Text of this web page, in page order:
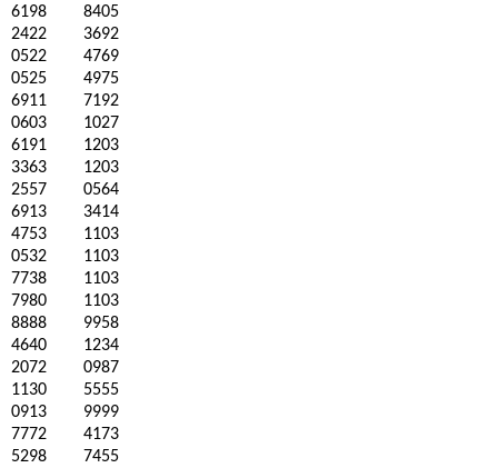
6198
8405
2422
3692
0522
4769
0525
4975
6911
7192
0603
1027
6191
1203
3363
1203
2557
0564
6913
3414
4753
1103
0532
1103
7738
1103
7980
1103
8888
9958
4640
1234
2072
0987
1130
5555
0913
9999
7772
4173
5298
7455